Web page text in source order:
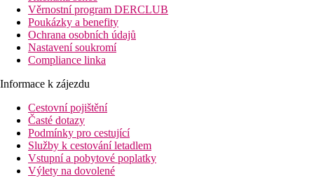
Věrnostní program DERCLUB
Poukázky a benefity
Ochrana osobních údajů
Nastavení soukromí
Compliance linka
Informace k zájezdu
Cestovní pojištění
Časté dotazy
Podmínky pro cestující
Služby k cestování letadlem
Vstupní a pobytové poplatky
Výlety na dovolené